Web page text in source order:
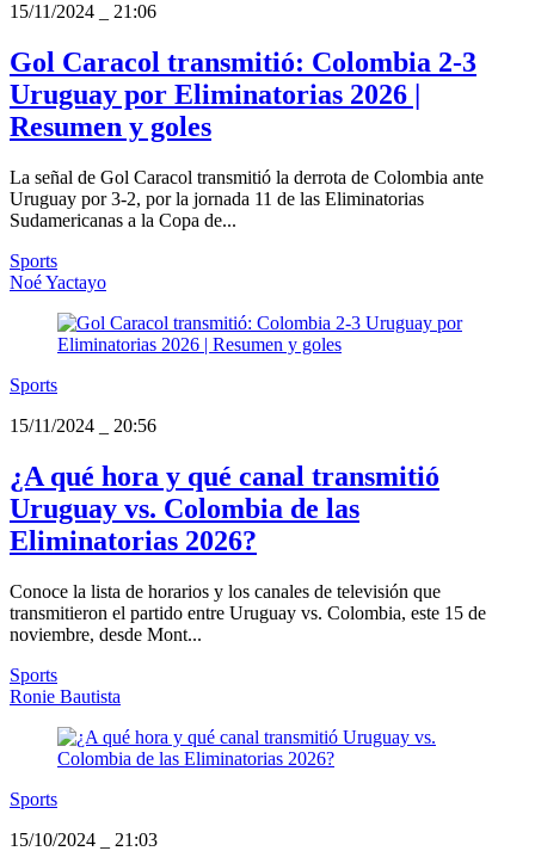
15/11/2024
21:06
Gol Caracol transmitió: Colombia 2-3
Uruguay por Eliminatorias 2026 |
Resumen y goles
La señal de Gol Caracol transmitió la derrota de Colombia ante
Uruguay por 3-2, por la jornada 11 de las Eliminatorias
Sudamericanas a la Copa de...
Sports
Noé Yactayo
Sports
15/11/2024
20:56
¿A qué hora y qué canal transmitió
Uruguay vs. Colombia de las
Eliminatorias 2026?
Conoce la lista de horarios y los canales de televisión que
transmitieron el partido entre Uruguay vs. Colombia, este 15 de
noviembre, desde Mont...
Sports
Ronie Bautista
Sports
15/10/2024
21:03